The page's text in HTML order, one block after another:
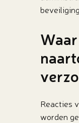
Reacties
worden